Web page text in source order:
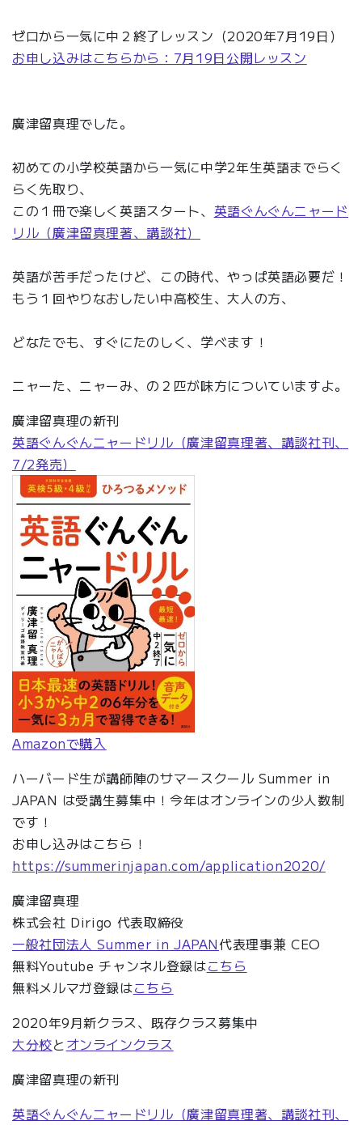
ゼロから一気に中２終了レッスン（2020年7月19日）
お申し込みはこちらから：7月19日公開レッスン
廣津留真理でした。
初めての小学校英語から一気に中学2年生英語までらく
らく先取り、
この１冊で楽しく英語スタート、 英語ぐんぐんニャード
リル（廣津留真理著、講談社）
英語が苦手だったけど、この時代、やっぱ英語必要だ！
もう１回やりなおしたい中高校生、大人の方、
どなたでも、すぐにたのしく、学べます！
ニャーた、ニャーみ、の２匹が味方についていますよ。
廣津留真理の新刊
英語ぐんぐんニャードリル（廣津留真理著、講談社刊、
7/2発売）
Amazonで購入
ハーバード生が講師陣のサマースクール Summer in
JAPAN は受講生募集中！今年はオンラインの少人数制
です！
お申し込みはこちら！
https://summerinjapan.com/application2020/
廣津留真理
株式会社 Dirigo 代表取締役
一般社団法人 Summer in JAPAN代表理事兼 CEO
無料Youtube チャンネル登録はこちら
無料メルマガ登録はこちら
2020年9月新クラス、既存クラス募集中
大分校とオンラインクラス
廣津留真理の新刊
英語ぐんぐんニャードリル（廣津留真理著、講談社刊、